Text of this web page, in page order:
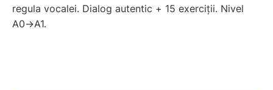
regula vocalei. Dialog autentic + 15 exerciții. Nivel
A0→A1.